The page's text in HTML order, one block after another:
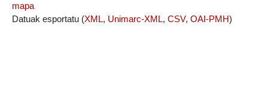
mapa
Datuak esportatu (XML, Unimarc-XML, CSV, OAI-PMH)